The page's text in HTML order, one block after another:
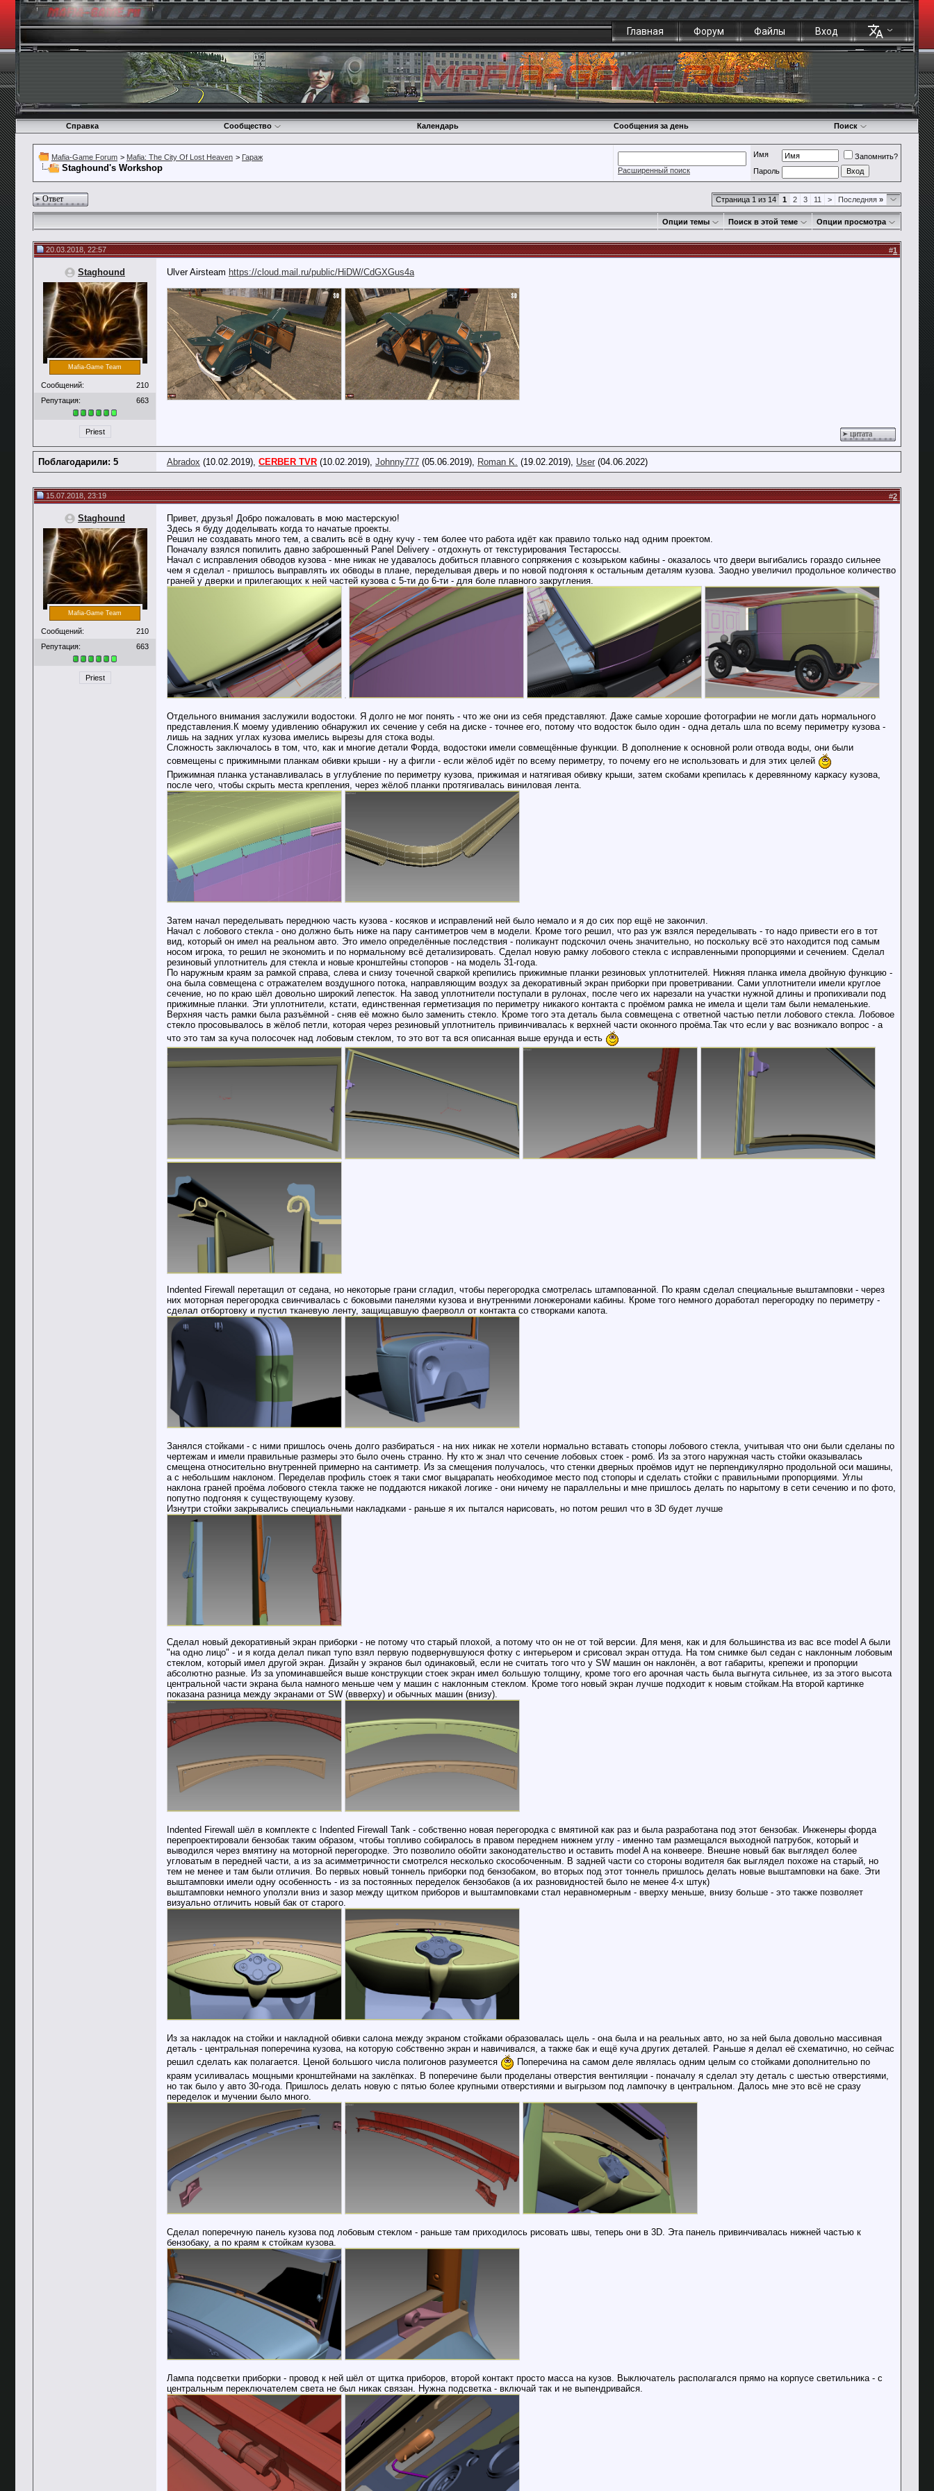
Главная Форум Файлы Вход
Справка Сообщество Календарь Сообщения за день Поиск
Mafia-Game Forum > Mafia: The City Of Lost Heaven > Гараж
Staghound's Workshop Расширенный поиск
Имя
Запомнить?
Пароль
Ответ Страница 1 из 14 1 2 3 11 > Последняя »
Опции темы Поиск в этой теме Опции просмотра
20.03.2018, 22:57 #1
Staghound
Mafia-Game Team
Сообщений:
210
Репутация:
663
Priest
Ulver Airsteam https://cloud.mail.ru/public/HiDW/CdGXGus4a
цитата
Поблагодарили: 5 Abradox (10.02.2019), CERBER TVR (10.02.2019), Johnny777 (05.06.2019), Roman K. (19.02.2019), User (04.06.2022)
15.07.2018, 23:19 #2
Staghound
Mafia-Game Team
Сообщений:
210
Репутация:
663
Priest
Привет, друзья! Добро пожаловать в мою мастерскую!
Здесь я буду доделывать когда то начатые проекты.
Решил не создавать много тем, а свалить всё в одну кучу - тем более что работа идёт как правило только над одним проектом.
Поначалу взялся попилить давно заброшенный Panel Delivery - отдохнуть от текстурирования Тестароссы.
Начал с исправления обводов кузова - мне никак не удавалось добиться плавного сопряжения с козырьком кабины - оказалось что двери выгибались гораздо сильнее
чем я сделал - пришлось выправлять их обводы в плане, переделывая дверь и по новой подгоняя к остальным деталям кузова. Заодно увеличил продольное количество
граней у дверки и прилегающих к ней частей кузова с 5-ти до 6-ти - для боле плавного закругления.
Отдельного внимания заслужили водостоки. Я долго не мог понять - что же они из себя представляют. Даже самые хорошие фотографии не могли дать нормального
представления.К моему удивлению обнаружил их сечение у себя на диске - точнее его, потому что водосток было один - одна деталь шла по всему периметру кузова -
лишь на задних углах кузова имелись вырезы для стока воды.
Сложность заключалось в том, что, как и многие детали Форда, водостоки имели совмещённые функции. В дополнение к основной роли отвода воды, они были
совмещены с прижимными планкам обивки крыши - ну а фигли - если жёлоб идёт по всему периметру, то почему его не использовать и для этих целей
Прижимная планка устанавливалась в углубление по периметру кузова, прижимая и натягивая обивку крыши, затем скобами крепилась к деревянному каркасу кузова,
после чего, чтобы скрыть места крепления, через жёлоб планки протягивалась виниловая лента.
Затем начал переделывать переднюю часть кузова - косяков и исправлений ней было немало и я до сих пор ещё не закончил.
Начал с лобового стекла - оно должно быть ниже на пару сантиметров чем в модели. Кроме того решил, что раз уж взялся переделывать - то надо привести его в тот
вид, который он имел на реальном авто. Это имело определённые последствия - поликаунт подскочил очень значительно, но поскольку всё это находится под самым
носом игрока, то решил не экономить и по нормальному всё детализировать. Сделал новую рамку лобового стекла с исправленными пропорциями и сечением. Сделал
резиновый уплотнитель для стекла и новые кронштейны стопоров - на модель 31-года.
По наружным краям за рамкой справа, слева и снизу точечной сваркой крепились прижимные планки резиновых уплотнителей. Нижняя планка имела двойную функцию -
она была совмещена с отражателем воздушного потока, направляющим воздух за декоративный экран приборки при проветривании. Сами уплотнители имели круглое
сечение, но по краю шёл довольно широкий лепесток. На завод уплотнители поступали в рулонах, после чего их нарезали на участки нужной длины и пропихивали под
прижимные планки. Эти уплотнители, кстати, единственная герметизация по периметру никакого контакта с проёмом рамка не имела и щели там были немаленькие.
Верхняя часть рамки была разъёмной - сняв её можно было заменить стекло. Кроме того эта деталь была совмещена с ответной частью петли лобового стекла. Лобовое
стекло просовывалось в жёлоб петли, которая через резиновый уплотнитель привинчивалась к верхней части оконного проёма.Так что если у вас возникало вопрос - а
что это там за куча полосочек над лобовым стеклом, то это вот та вся описанная выше ерунда и есть
Indented Firewall перетащил от седана, но некоторые грани сгладил, чтобы перегородка смотрелась штампованной. По краям сделал специальные выштамповки - через
них моторная перегородка свинчивалась с боковыми панелями кузова и внутренними лонжеронами кабины. Кроме того немного доработал перегородку по периметру -
сделал отбортовку и пустил тканевую ленту, защищавшую фаерволл от контакта со створками капота.
Занялся стойками - с ними пришлось очень долго разбираться - на них никак не хотели нормально вставать стопоры лобового стекла, учитывая что они были сделаны по
чертежам и имели правильные размеры это было очень странно. Ну кто ж знал что сечение лобовых стоек - ромб. Из за этого наружная часть стойки оказывалась
смещена относительно внутренней примерно на сантиметр. Из за смещения получалось, что стенки дверных проёмов идут не перпендикулярно продольной оси машины,
а с небольшим наклоном. Переделав профиль стоек я таки смог выцарапать необходимое место под стопоры и сделать стойки с правильными пропорциями. Углы
наклона граней проёма лобового стекла также не поддаются никакой логике - они ничему не параллельны и мне пришлось делать по нарытому в сети сечению и по фото,
попутно подгоняя к существующему кузову.
Изнутри стойки закрывались специальными накладками - раньше я их пытался нарисовать, но потом решил что в 3D будет лучше
Сделал новый декоративный экран приборки - не потому что старый плохой, а потому что он не от той версии. Для меня, как и для большинства из вас все model A были
"на одно лицо" - и я когда делал пикап тупо взял первую подвернувшуюся фотку с интерьером и срисовал экран оттуда. На том снимке был седан с наклонным лобовым
стеклом, который имел другой экран. Дизайн у экранов был одинаковый, если не считать того что у SW машин он наклонён, а вот габариты, крепежи и пропорции
абсолютно разные. Из за упоминавшейся выше конструкции стоек экран имел большую толщину, кроме того его арочная часть была выгнута сильнее, из за этого высота
центральной части экрана была намного меньше чем у машин с наклонным стеклом. Кроме того новый экран лучше подходит к новым стойкам.На второй картинке
показана разница между экранами от SW (ввверху) и обычных машин (внизу).
Indented Firewall шёл в комплекте с Indented Firewall Tank - собственно новая перегородка с вмятиной как раз и была разработана под этот бензобак. Инженеры форда
перепроектировали бензобак таким образом, чтобы топливо собиралось в правом переднем нижнем углу - именно там размещался выходной патрубок, который и
выводился через вмятину на моторной перегородке. Это позволило обойти законодательство и оставить model A на конвеере. Внешне новый бак выглядел более
угловатым в передней части, а из за асимметричности смотрелся несколько скособоченным. В задней части со стороны водителя бак выглядел похоже на старый, но
тем не менее и там были отличия. Во первых новый тоннель приборки под бензобаком, во вторых под этот тоннель пришлось делать новые выштамповки на баке. Эти
выштамповки имели одну особенность - из за постоянных переделок бензобаков (а их разновидностей было не менее 4-х штук)
выштамповки немного уползли вниз и зазор между щитком приборов и выштамповками стал неравномерным - вверху меньше, внизу больше - это также позволяет
визуально отличить новый бак от старого.
Из за накладок на стойки и накладной обивки салона между экраном стойками образовалась щель - она была и на реальных авто, но за ней была довольно массивная
деталь - центральная поперечина кузова, на которую собственно экран и навичивался, а также бак и ещё куча других деталей. Раньше я делал её схематично, но сейчас
решил сделать как полагается. Ценой большого числа полигонов разумеется
Поперечина на самом деле являлась одним целым со стойками дополнительно по
краям усиливалась мощными кронштейнами на заклёпках. В поперечине были проделаны отверстия вентиляции - поначалу я сделал эту деталь с шестью отверстиями,
но так было у авто 30-года. Пришлось делать новую с пятью более крупными отверстиями и выгрызом под лампочку в центральном. Далось мне это всё не сразу
переделок и мучении было много.
Сделал поперечную панель кузова под лобовым стеклом - раньше там приходилось рисовать швы, теперь они в 3D. Эта панель привинчивалась нижней частью к
бензобаку, а по краям к стойкам кузова.
Лампа подсветки приборки - провод к ней шёл от щитка приборов, второй контакт просто масса на кузов. Выключатель располагался прямо на корпусе светильника - с
центральным переключателем света не был никак связан. Нужна подсветка - включай так и не выпендривайся.